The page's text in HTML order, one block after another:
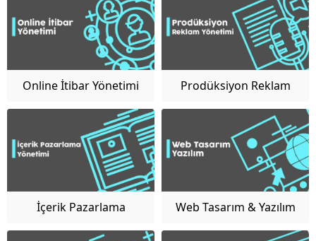
Online İtibar Yönetimi
Prodüksiyon Reklam
İçerik Pazarlama
Web Tasarım & Yazılım